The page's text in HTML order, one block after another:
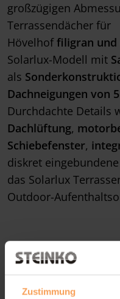
Zustimmung
großzügigen
Terrassendächer für
Hövelhoffiligran und
Solarlux-Modell mit
als
Dachneigungen von
Durchdachte Details
Dachlüftung,
Schiebefenster,
diskret eingebundene
das Solarlux
Outdoor-